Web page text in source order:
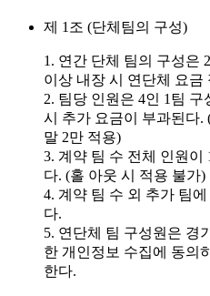
제 1조 (단체팀의 구성)
1. 연간 단체 팀의 구성은
이상 내장 시 연단체 요금
2. 팀당 인원은 4인 1팀 구
시 추가 요금이 부과된다.
말 2만 적용)
3. 계약 팀 수 전체 인원이
다. (홀 아웃 시 적용 불가)
4. 계약 팀 수 외 추가 팀
다.
5. 연단체 팀 구성원은 경
한 개인정보 수집에 동의
한다.